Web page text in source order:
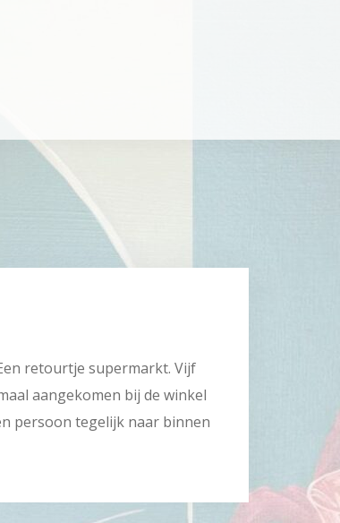
retourtje supermarkt. Vijf
aangekomen bij de winkel
persoon tegelijk naar binnen